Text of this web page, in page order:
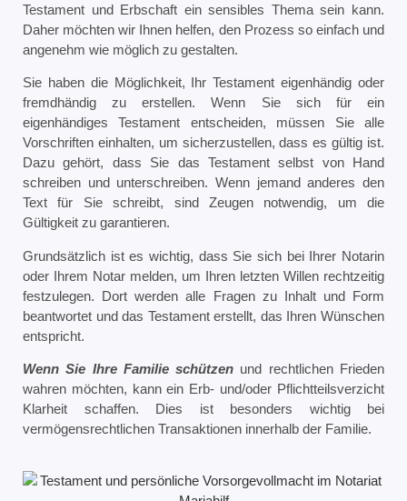
Testament und Erbschaft ein sensibles Thema sein kann.
Daher möchten wir Ihnen helfen, den Prozess so einfach und
angenehm wie möglich zu gestalten.
Sie haben die Möglichkeit, Ihr Testament eigenhändig oder
fremdhändig zu erstellen. Wenn Sie sich für ein
eigenhändiges Testament entscheiden, müssen Sie alle
Vorschriften einhalten, um sicherzustellen, dass es gültig ist.
Dazu gehört, dass Sie das Testament selbst von Hand
schreiben und unterschreiben. Wenn jemand anderes den
Text für Sie schreibt, sind Zeugen notwendig, um die
Gültigkeit zu garantieren.
Grundsätzlich ist es wichtig, dass Sie sich bei Ihrer Notarin
oder Ihrem Notar melden, um Ihren letzten Willen rechtzeitig
festzulegen. Dort werden alle Fragen zu Inhalt und Form
beantwortet und das Testament erstellt, das Ihren Wünschen
entspricht.
Wenn Sie Ihre Familie schützen und rechtlichen Frieden
wahren möchten, kann ein Erb- und/oder Pflichtteilsverzicht
Klarheit schaffen. Dies ist besonders wichtig bei
vermögensrechtlichen Transaktionen innerhalb der Familie.